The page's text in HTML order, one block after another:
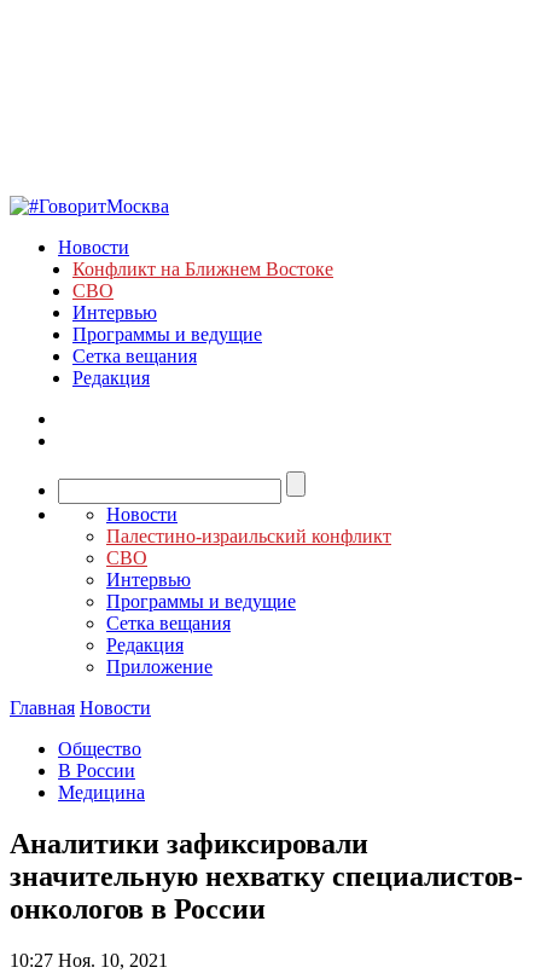
Новости
Конфликт на Ближнем Востоке
СВО
Интервью
Программы и ведущие
Сетка вещания
Редакция
Новости
Палестино-израильский конфликт
СВО
Интервью
Программы и ведущие
Сетка вещания
Редакция
Приложение
Главная Новости
Общество
В России
Медицина
Аналитики зафиксировали
значительную нехватку специалистов-
онкологов в России
10:27 Ноя. 10, 2021